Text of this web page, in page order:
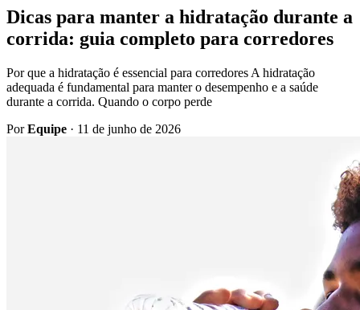
Dicas para manter a hidratação durante a
corrida: guia completo para corredores
Por que a hidratação é essencial para corredores A hidratação
adequada é fundamental para manter o desempenho e a saúde
durante a corrida. Quando o corpo perde
PorEquipe · 11 de junho de 2026